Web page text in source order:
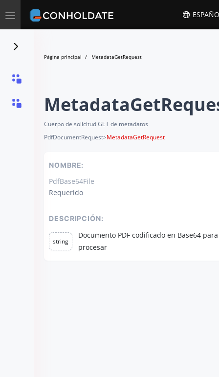
Toggle
navigation
Página principal MetadataGetRequest
Cuerpo de solicitud GET de metadatos
PdfDocumentRequest>MetadataGetRequest
NOMBRE:
PdfBase64File
Requerido
DESCRIPCIÓN:
string
Documento PDF codificado en Base64 para
procesar